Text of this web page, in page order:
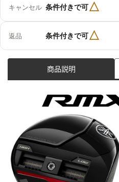
キャンセル 条件付きで可△
返品 条件付きで可△
商品説明